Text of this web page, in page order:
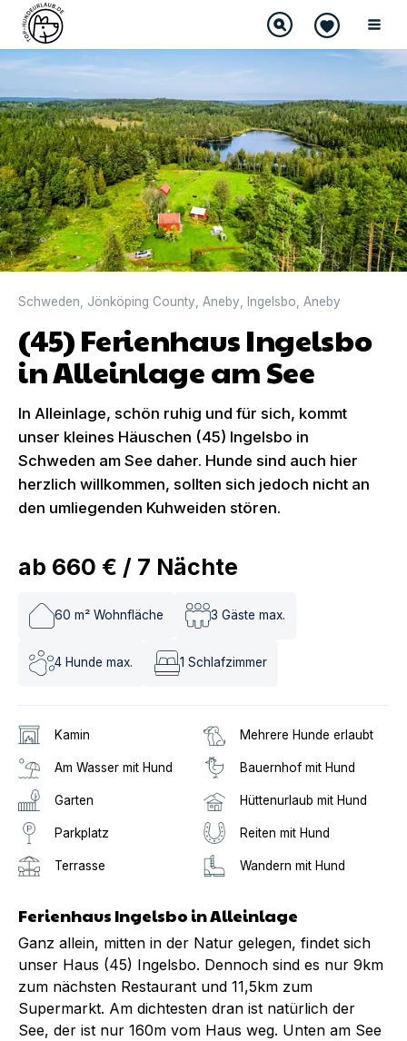
Schweden Jönköping County Aneby Ingelsbo Aneby
(45) Ferienhaus Ingelsbo
in Alleinlage am See
In Alleinlage, schön ruhig und für sich, kommt
unser kleines Häuschen (45) Ingelsbo in
Schweden am See daher. Hunde sind auch hier
herzlich willkommen, sollten sich jedoch nicht an
den umliegenden Kuhweiden stören.
ab 660 € / 7 Nächte
60 m² Wohnfläche 3 Gäste max.
4 Hunde max. 1 Schlafzimmer
Kamin Mehrere Hunde erlaubt
Am Wasser mit Hund Bauernhof mit Hund
Garten Hüttenurlaub mit Hund
Parkplatz Reiten mit Hund
Terrasse Wandern mit Hund
Ferienhaus Ingelsbo in Alleinlage
Ganz allein, mitten in der Natur gelegen, findet sich
unser Haus (45) Ingelsbo. Dennoch sind es nur 9km
zum nächsten Restaurant und 11,5km zum
Supermarkt. Am dichtesten dran ist natürlich der
See, der ist nur 160m vom Haus weg. Unten am See